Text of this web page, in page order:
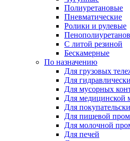
Полиуретановые
Пневматические
Ролики и рулевые
С литой резиной
Бескамерные
По назначению
Для грузовых
Для
Для мусорных
Для медицинской
Для
Для пищевой
Для молочной
Для печей